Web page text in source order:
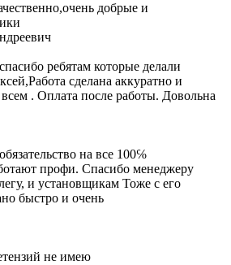
добрые и
ребятам которые делали
сделана аккуратно и
. Оплата после работы. Довольна
на все 100℅
профи. Спасибо менеджеру
и установщикам Тоже с его
быстро и очень
не имею